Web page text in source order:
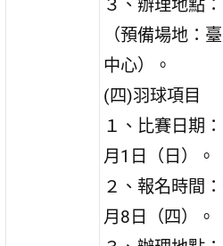
３、辦理地點
（預備場地：
中心）。
(四)羽球項目
１、比賽日期
月1日（日）。
２、報名時間
月8日（四）。